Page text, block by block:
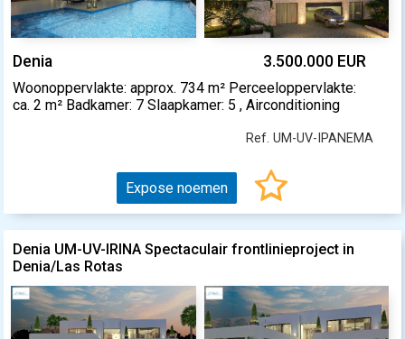
Denia 3.500.000 EUR
Woonoppervlakte: approx. 734 m² Perceeloppervlakte:
ca. 2 m² Badkamer: 7 Slaapkamer: 5 , Airconditioning
Ref. UM-UV-IPANEMA
Expose noemen
Denia UM-UV-IRINA Spectaculair frontlinieproject in
Denia/Las Rotas